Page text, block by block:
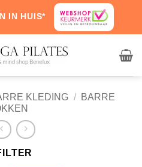
IN HUIS*
KLEDING /
BARRE